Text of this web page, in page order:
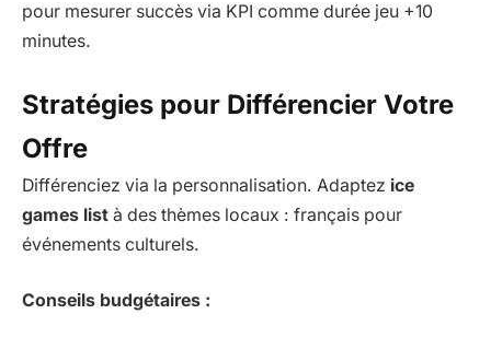
pour mesurer succès via KPI comme durée jeu +10
minutes.
Stratégies pour Différencier Votre
Offre
Différenciez via la personnalisation. Adaptez ice
games list à des thèmes locaux : français pour
événements culturels.
Conseils budgétaires :